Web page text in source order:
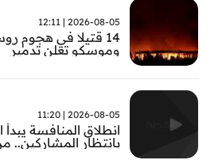
2026-08-05 | 12:11
14 قتيلا في هجوم
وموسكو تعلن تدمير
2026-08-05 | 11:20
انطلاق المنافسة يبدأ